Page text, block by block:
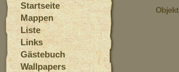
Objekt
Startseite
Mappen
Liste
Links
Gästebuch
Wallpapers